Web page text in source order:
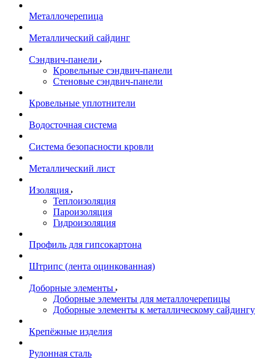
Металлочерепица
Металлический сайдинг
Сэндвич-панели
Кровельные сэндвич-панели
Стеновые сэндвич-панели
Кровельные уплотнители
Водосточная система
Система безопасности кровли
Металлический лист
Изоляция
Теплоизоляция
Пароизоляция
Гидроизоляция
Профиль для гипсокартона
Штрипс (лента оцинкованная)
Доборные элементы
Доборные элементы для металлочерепицы
Доборные элементы к металлическому сайдингу
Крепёжные изделия
Рулонная сталь